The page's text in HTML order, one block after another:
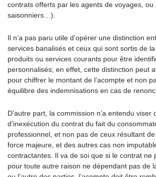
contrats offerts par les agents de voyages, ou
saisonniers…).
Il n’a pas paru utile d’opérer une distinction
services banalisés et ceux qui sont sortis de
produits ou services courants pour être
personnalisés; en effet, cette distinction peut
pour chiffrer le montant de l’acompte et non
équilibre des indemnisations en cas de
D’autre part, la commission n’a entendu viser
d’inexécution du contrat du fait du
professionnel, et non pas de ceux résultant
force majeure, et des autres cas non
contractantes. Il va de soi que si le contrat ne
pour toute autre raison ne dépendant pas de